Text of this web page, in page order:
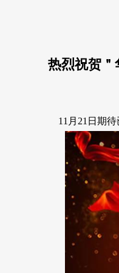
热烈祝贺
11月21日期待